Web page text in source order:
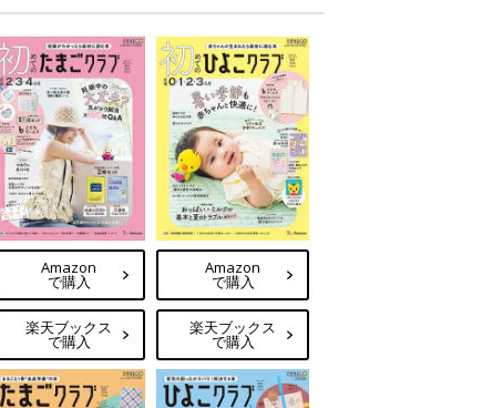
Amazon
で購入
楽天ブックス
で購入
Amazon
で購入
楽天ブックス
で購入